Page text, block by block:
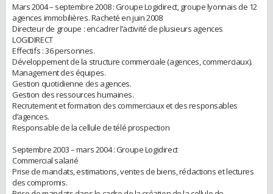
Mars 2004 – septembre 2008 : Groupe Logidirect, groupe lyonnais de 12
agences immobilières. Racheté en juin 2008
Directeur de groupe : encadrer l’activité de plusieurs agences
LOGIDIRECT
Effectifs : 36 personnes.
Développement de la structure commerciale (agences, commerciaux).
Management des équipes.
Gestion quotidienne des agences.
Gestion des ressources humaines.
Recrutement et formation des commerciaux et des responsables
d’agences.
Responsable de la cellule de télé prospection
Septembre 2003 – mars 2004 : Groupe Logidirect
Commercial salarié
Prise de mandats, estimations, ventes de biens, rédactions et lectures
des compromis.